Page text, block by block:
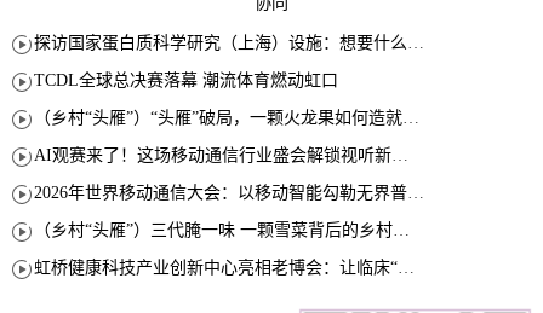
探访国家蛋白质科学研究（上海）设施：想要什么蛋白 AI直接设计合成
TCDL全球总决赛落幕 潮流体育燃动虹口
（乡村“头雁”）“头雁”破局，一颗火龙果如何造就沪上乡村特色产业化路径
AI观赛来了！这场移动通信行业盛会解锁视听新玩法
2026年世界移动通信大会：以移动智能勾勒无界普惠新愿景
（乡村“头雁”）三代腌一味 一颗雪菜背后的乡村致富经
虹桥健康科技产业创新中心亮相老博会：让临床“需求”定义银发经济新生态